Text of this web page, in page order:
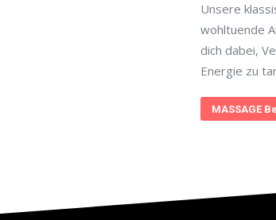
Unsere
wohltuende
dich dabei,
Energie zu
MASSAGE